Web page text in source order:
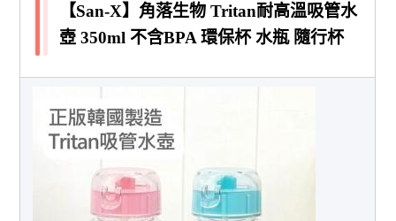
【San-X】角落生物 Tritan耐高溫吸管水
壺 350ml 不含BPA 環保杯 水瓶 隨行杯